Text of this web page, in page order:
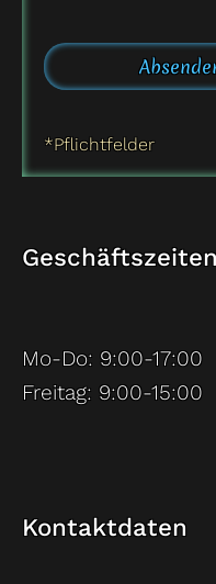
*Pflichtfelder
Mo-Do: 9:00-17:00
Freitag: 9:00-15:00
Kontaktdaten